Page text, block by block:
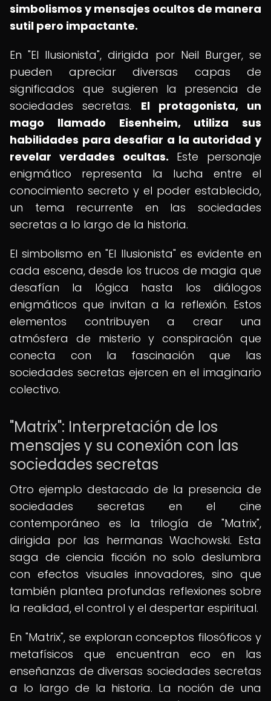
simbolismos y mensajes ocultos de manera
sutil pero impactante.
En "El Ilusionista", dirigida por Neil Burger, se
pueden apreciar diversas capas de
significados que sugieren la presencia de
sociedades secretas. El protagonista, un
mago llamado Eisenheim, utiliza sus
habilidades para desafiar a la autoridad y
revelar verdades ocultas. Este personaje
enigmático representa la lucha entre el
conocimiento secreto y el poder establecido,
un tema recurrente en las sociedades
secretas a lo largo de la historia.
El simbolismo en "El Ilusionista" es evidente en
cada escena, desde los trucos de magia que
desafían la lógica hasta los diálogos
enigmáticos que invitan a la reflexión. Estos
elementos contribuyen a crear una
atmósfera de misterio y conspiración que
conecta con la fascinación que las
sociedades secretas ejercen en el imaginario
colectivo.
"Matrix": Interpretación de los
mensajes y su conexión con las
sociedades secretas
Otro ejemplo destacado de la presencia de
sociedades secretas en el cine
contemporáneo es la trilogía de "Matrix",
dirigida por las hermanas Wachowski. Esta
saga de ciencia ficción no solo deslumbra
con efectos visuales innovadores, sino que
también plantea profundas reflexiones sobre
la realidad, el control y el despertar espiritual.
En "Matrix", se exploran conceptos filosóficos y
metafísicos que encuentran eco en las
enseñanzas de diversas sociedades secretas
a lo largo de la historia. La noción de una